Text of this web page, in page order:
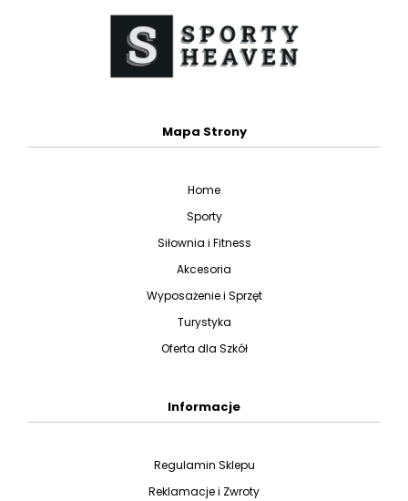
Mapa Strony
Home
Sporty
Siłownia i Fitness
Akcesoria
Wyposażenie i Sprzęt
Turystyka
Oferta dla Szkół
Informacje
Regulamin Sklepu
Reklamacje i Zwroty